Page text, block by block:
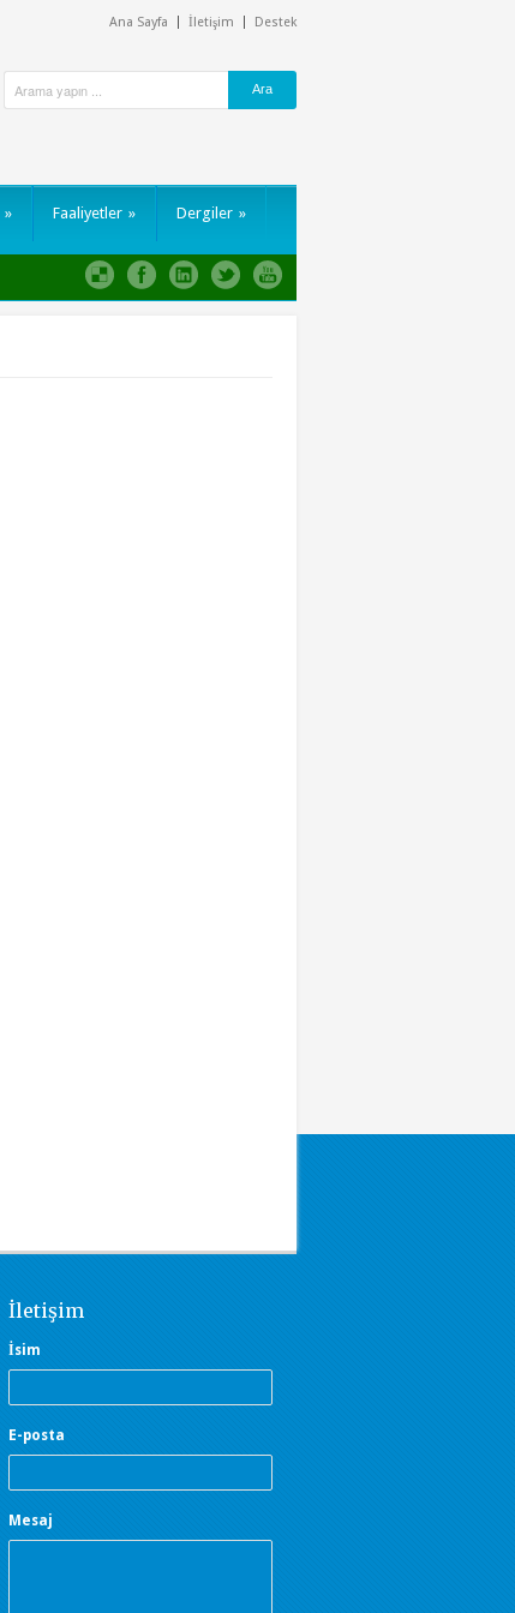
Ana Sayfa İletişim Destek
» Faaliyetler » Dergiler »
İletişim
İsim
E-posta
Mesaj